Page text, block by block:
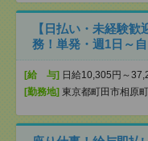
【日払い・未経験
務！単発・週1日～
[給 与] 日給10,305円～
[勤務地] 東京都町田市相原町